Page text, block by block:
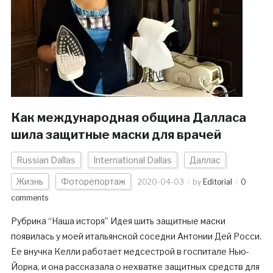
Как международная община Далласа
шила защитные маски для врачей
Russian Dallas International Dallas Даллас
Жизнь Фоторепортаж 2020-04-03 by Editorial
0
comments
Рубрика “Наша исторя” Идея шить защитные маски
появилась у моей итальянской соседки Антонии Дей Росси.
Ее внучка Келли работает медсестрой в госпитале Нью-
Йорка, и она рассказала о нехватке защитных средств для